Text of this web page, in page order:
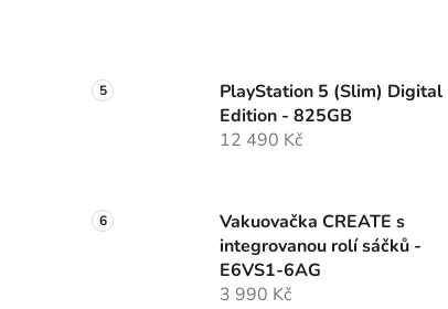
PlayStation 5 (Slim) Digital
Edition - 825GB
12 490 Kč
Vakuovačka CREATE s
integrovanou rolí sáčků -
E6VS1-6AG
3 990 Kč